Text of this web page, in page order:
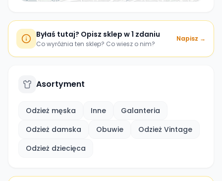
Byłaś tutaj? Opisz sklep w 1 zdaniu
Co wyróżnia ten sklep? Co wiesz o nim?
Napisz →
Asortyment
Odzież męska Inne
Galanteria
Odzież damska
Obuwie
Odzież Vintage
Odzież dziecięca